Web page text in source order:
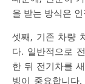
을 받는 방식은
셋째, 기존 차량
다. 일반적으로
한 뒤 전기차를
빙이 중요합니다